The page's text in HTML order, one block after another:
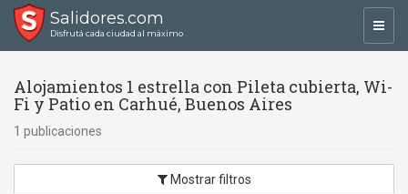
Salidores.com
Disfrutá cada ciudad al máximo
Alojamientos 1 estrella con Pileta cubierta, Wi-
Fi y Patio en Carhué, Buenos Aires
1 publicaciones
Mostrar filtros